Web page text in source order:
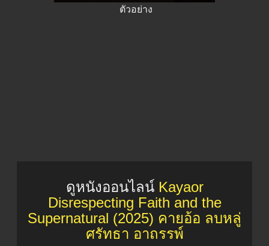
ตัวอย่าง
ดูหนังออนไลน์ Kayaor
Disrespecting Faith and the
Supernatural (2025) คายอ้อ ลบหลู่
ศรัทธา อาถรรพ์